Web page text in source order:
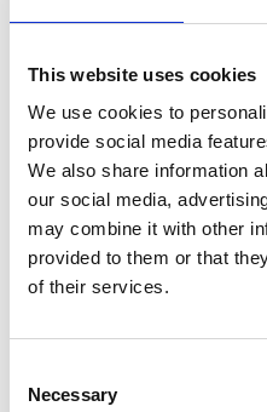
This website uses cookies
We use cookies to
provide social media
We also share information
our social media,
may combine it with other
provided to them or that
of their services.
Selection
Necessary
Älvar av smältvatten
gruset. När dessa smälte
landskapet - så kallade
i Ökull från Varnhem
dödisgropen som är
ner i botten på gropen
En fika på kanten eller
upplevelse.
som tar dig förbi